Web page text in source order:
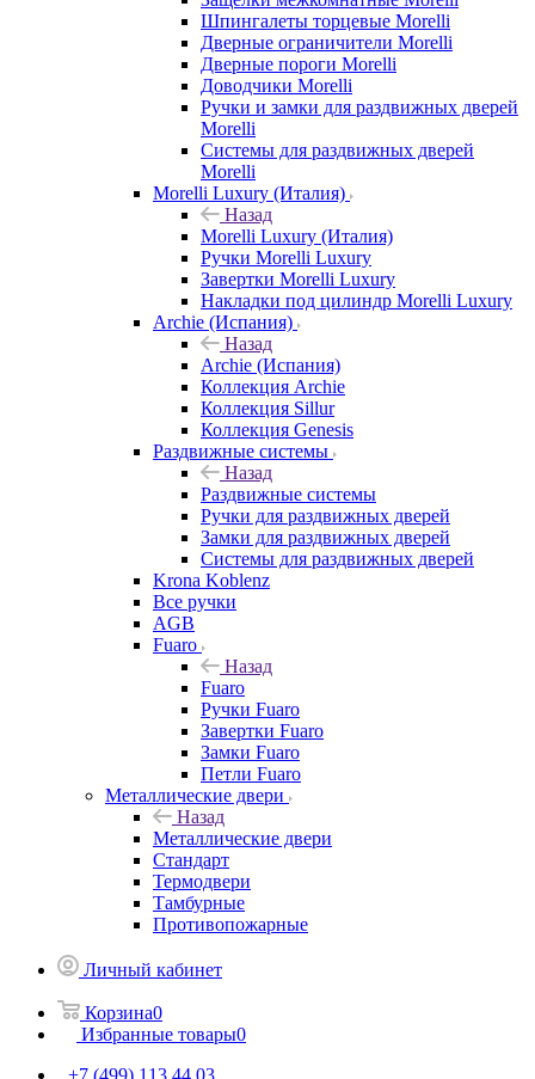
Шпингалеты торцевые Morelli
Дверные ограничители Morelli
Дверные пороги Morelli
Доводчики Morelli
Ручки и замки для раздвижных дверей
Morelli
Системы для раздвижных дверей
Morelli
Morelli Luxury (Италия)
Назад
Morelli Luxury (Италия)
Ручки Morelli Luxury
Завертки Morelli Luxury
Накладки под цилиндр Morelli Luxury
Archie (Испания)
Назад
Archie (Испания)
Коллекция Archie
Коллекция Sillur
Коллекция Genesis
Раздвижные системы
Назад
Раздвижные системы
Ручки для раздвижных дверей
Замки для раздвижных дверей
Системы для раздвижных дверей
Krona Koblenz
Все ручки
AGB
Fuaro
Назад
Fuaro
Ручки Fuaro
Завертки Fuaro
Замки Fuaro
Петли Fuaro
Металлические двери
Назад
Металлические двери
Стандарт
Термодвери
Тамбурные
Противопожарные
Личный кабинет
Корзина0
Избранные товары0